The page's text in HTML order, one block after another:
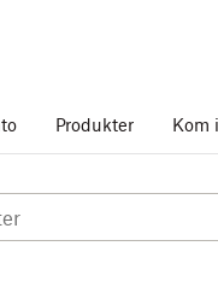
Produkter Kom